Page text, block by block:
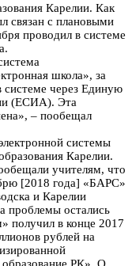
Карелии. Как
связан с плановыми
проводил в системе
школа», за
системе через Единую
(ЕСИА). Эта
– пообещал
системы
Карелии.
учителям, что
[2018 года] «БАРС»
и Карелии
проблемы остались
получил в конце 2017
рублей на